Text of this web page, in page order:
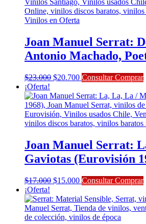
Joan Manuel Serrat:
Antonio Machado,
$23.000 El
original
era:
$23.000.
$20.700El
actual
es:
$20.700.
Consultar Comprar
¡Oferta!
Joan Manuel Serrat:
Gaviotas (Eurovisión
$17.000 El
original
era:
$17.000.
$15.000El
actual
es:
$15.000.
Consultar Comprar
¡Oferta!